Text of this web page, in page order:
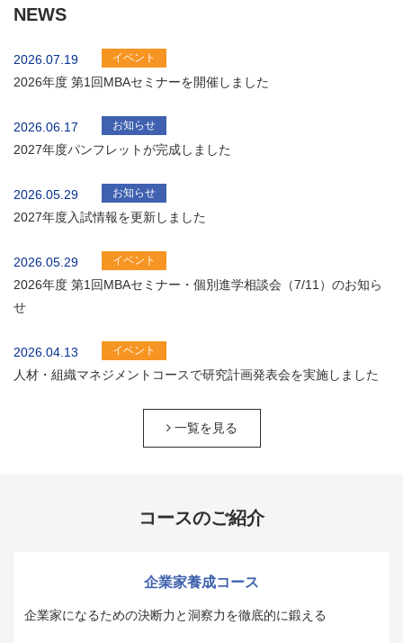
NEWS
2026.07.19 イベント
2026年度 第1回MBAセミナーを開催しました
2026.06.17 お知らせ
2027年度パンフレットが完成しました
2026.05.29 お知らせ
2027年度入試情報を更新しました
2026.05.29 イベント
2026年度 第1回MBAセミナー・個別進学相談会（7/11）のお知ら
せ
2026.04.13 イベント
人材・組織マネジメントコースで研究計画発表会を実施しました
一覧を見る
コースのご紹介
企業家養成コース
企業家になるための決断力と洞察力を徹底的に鍛える